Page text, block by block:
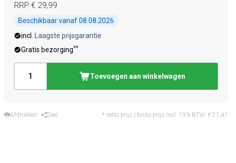
RRP € 29,99
Beschikbaar vanaf08.08.2026
incl.
Laagste prijsgarantie
Gratis bezorging**
Toevoegen aan winkelwagen
Afdrukken Deel * netto prijs | bruto prijs incl. 19% BTW: € 21,41